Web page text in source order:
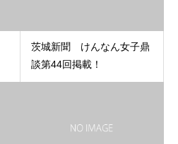
茨城新聞 けんなん女子鼎
談第44回掲載！